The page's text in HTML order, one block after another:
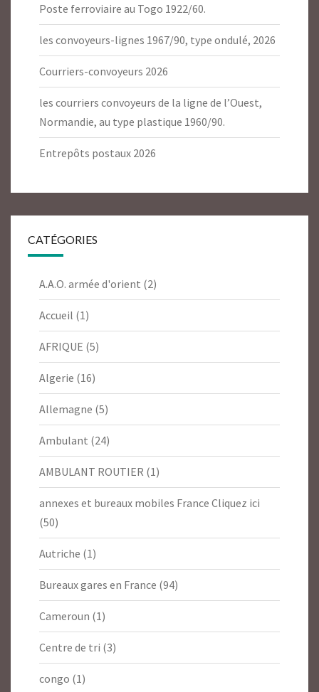
Poste ferroviaire au Togo 1922/60.
les convoyeurs-lignes 1967/90, type ondulé, 2026
Courriers-convoyeurs 2026
les courriers convoyeurs de la ligne de l’Ouest,
Normandie, au type plastique 1960/90.
Entrepôts postaux 2026
CATÉGORIES
A.A.O. armée d'orient (2)
Accueil (1)
AFRIQUE (5)
Algerie (16)
Allemagne (5)
Ambulant (24)
AMBULANT ROUTIER (1)
annexes et bureaux mobiles France Cliquez ici
(50)
Autriche (1)
Bureaux gares en France (94)
Cameroun (1)
Centre de tri (3)
congo (1)